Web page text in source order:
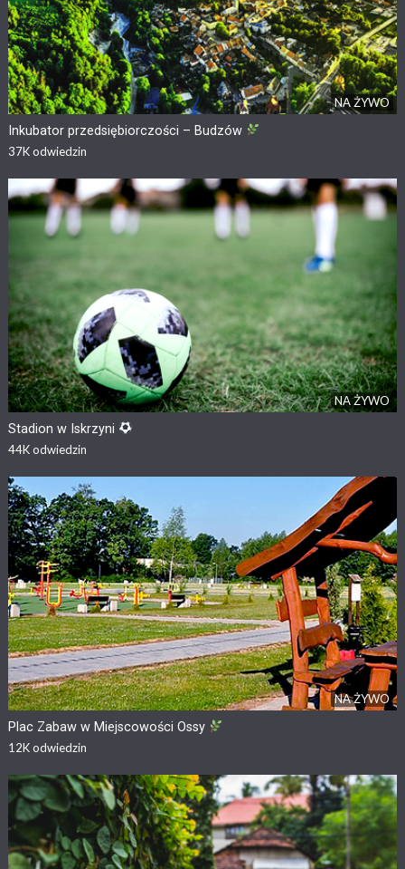
NA ŻYWO
Inkubator przedsiębiorczości – Budzów
37Kodwiedzin
NA ŻYWO
Stadion w Iskrzyni
44Kodwiedzin
NA ŻYWO
Plac Zabaw w Miejscowości Ossy
12Kodwiedzin